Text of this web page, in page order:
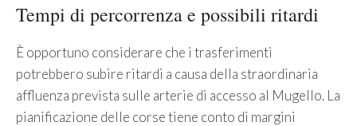
Tempi di percorrenza e possibili ritardi
È opportuno considerare che i trasferimenti
potrebbero subire ritardi a causa della straordinaria
affluenza prevista sulle arterie di accesso al Mugello. La
pianificazione delle corse tiene conto di margini